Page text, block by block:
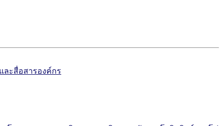
ละสื่อสารองค์กร